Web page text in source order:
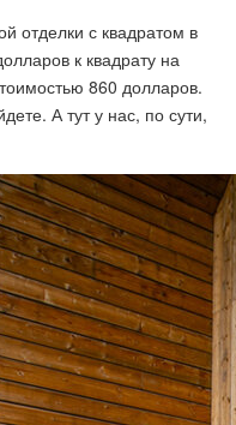
отделки с квадратом в
к квадрату на
860 долларов.
А тут у нас, по сути,